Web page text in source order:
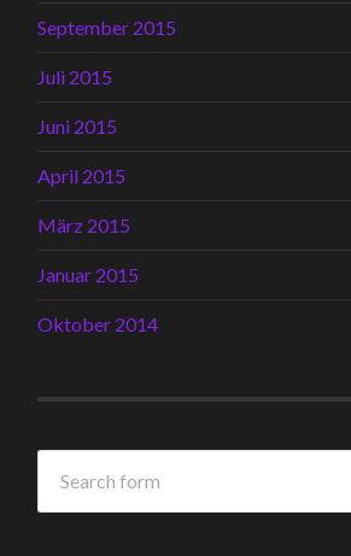
September 2015
Juli 2015
Juni 2015
April 2015
März 2015
Januar 2015
Oktober 2014